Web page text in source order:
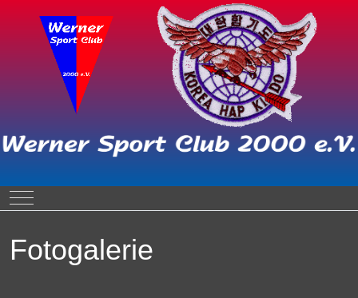
Mobile Menu Toggle
Fotogalerie